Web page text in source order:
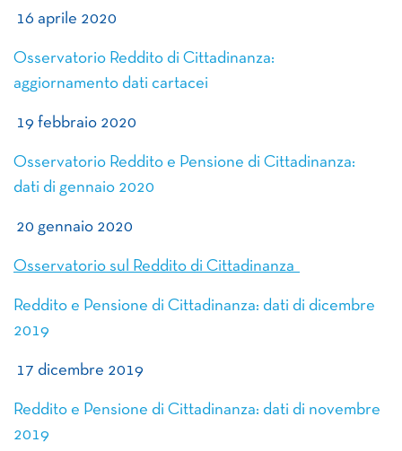
16 aprile 2020
Osservatorio Reddito di Cittadinanza:
aggiornamento dati cartacei
19 febbraio 2020
Osservatorio Reddito e Pensione di Cittadinanza:
dati di gennaio 2020
20 gennaio 2020
Osservatorio sul Reddito di Cittadinanza
Reddito e Pensione di Cittadinanza: dati di dicembre
2019
17 dicembre 2019
Reddito e Pensione di Cittadinanza: dati di novembre
2019